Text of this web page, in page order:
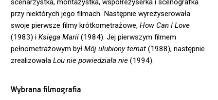
scenarzystka, montażystka, współreżyserka i scenografka
przy niektórych jego filmach. Następnie wyreżyserowała
swoje pierwsze filmy krótkometrażowe,How Can I Love
(1983) iKsięga Marii (1984). Jej pierwszym filmem
pełnometrażowym byłMój ulubiony temat (1988), następnie
zrealizowałaLou nie powiedziała nie (1994).
Wybrana filmografia